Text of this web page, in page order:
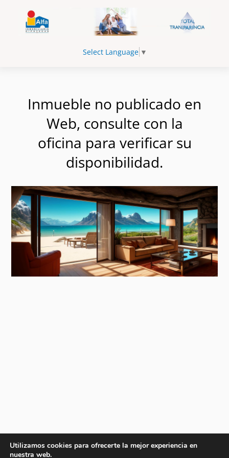
Select Language ▼
Inmueble no publicado en
Web, consulte con la
oficina para verificar su
disponibilidad.
Utilizamos cookies para ofrecerte la mejor experiencia en
nuestra web.